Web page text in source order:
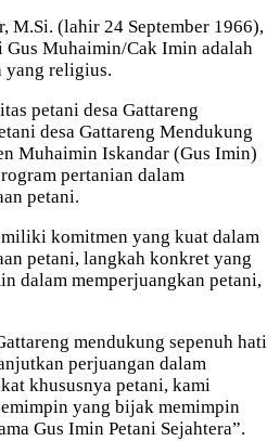
M.Si. (lahir 24 September 1966),
Gus Muhaimin/Cak Imin adalah
yang religius.
petani desa Gattareng
desa Gattareng Mendukung
Muhaimin Iskandar (Gus Imin)
pertanian dalam
petani.
komitmen yang kuat dalam
petani, langkah konkret yang
dalam memperjuangkan petani,
mendukung sepenuh hati
perjuangan dalam
khususnya petani, kami
yang bijak memimpin
Gus Imin Petani Sejahtera”.